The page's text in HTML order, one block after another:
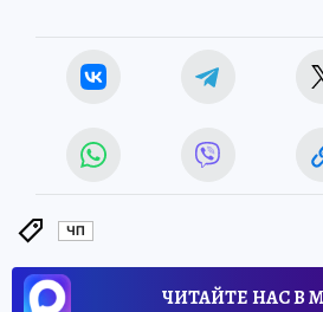
ЧП
ЧИТАЙТЕ НАС В